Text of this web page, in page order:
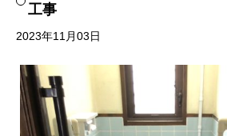
工事
2023年11月03日